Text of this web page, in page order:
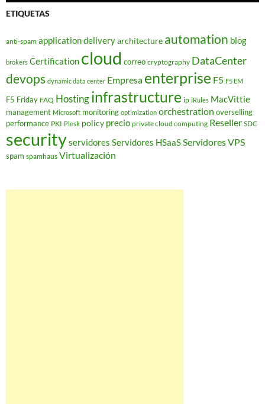
ETIQUETAS
anti-spam application deliveryarchitecture automation blog
brokers Certification cloud correo cryptography DataCenter
devops dynamic data center Empresa enterprise F5 F5 EM
F5 Friday FAQ Hostinginfrastructure ip iRules MacVittie
management Microsoft monitoring optimization orchestration overselling
performance PKI Plesk policy precio private cloud computing Reseller SDC
securityservidores Servidores HSaaSServidores VPS
spam spamhaus Virtualización